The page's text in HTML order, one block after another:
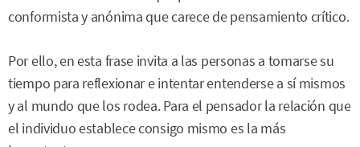
conformista y anónima que carece de pensamiento crítico.
Por ello, en esta frase invita a las personas a tomarse su
tiempo para reflexionar e intentar entenderse a sí mismos
y al mundo que los rodea. Para el pensador la relación que
el individuo establece consigo mismo es la más